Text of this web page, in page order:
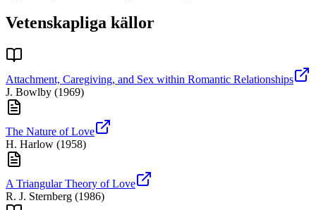
Vetenskapliga källor
Attachment, Caregiving, and Sex within Romantic Relationships
J. Bowlby (1969)
The Nature of Love
H. Harlow (1958)
A Triangular Theory of Love
R. J. Sternberg (1986)